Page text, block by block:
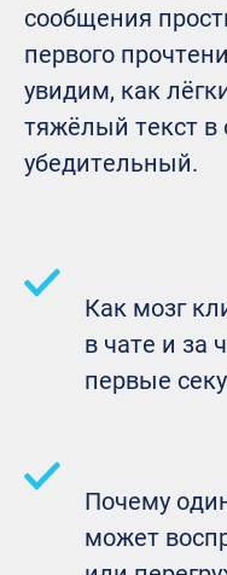
сообщения
первого
увидим, как
тяжёлый текст
убедительный.
Как мозг
в чате и за
первые
Почему
может